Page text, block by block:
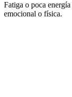
Fatiga o poca energía
emocional o física.